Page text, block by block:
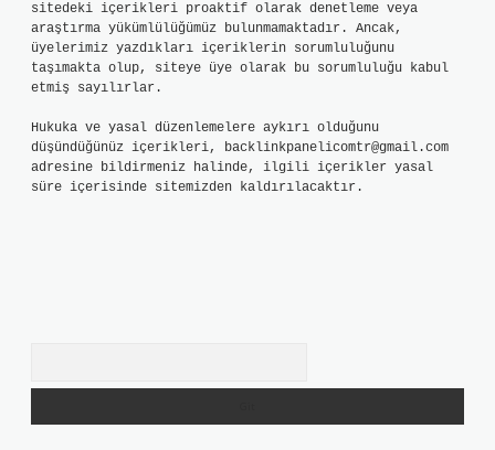
sitedeki içerikleri proaktif olarak denetleme veya
araştırma yükümlülüğümüz bulunmamaktadır. Ancak,
üyelerimiz yazdıkları içeriklerin sorumluluğunu
taşımakta olup, siteye üye olarak bu sorumluluğu kabul
etmiş sayılırlar.
Hukuka ve yasal düzenlemelere aykırı olduğunu
düşündüğünüz içerikleri, backlinkpanelicomtr@gmail.com
adresine bildirmeniz halinde, ilgili içerikler yasal
süre içerisinde sitemizden kaldırılacaktır.